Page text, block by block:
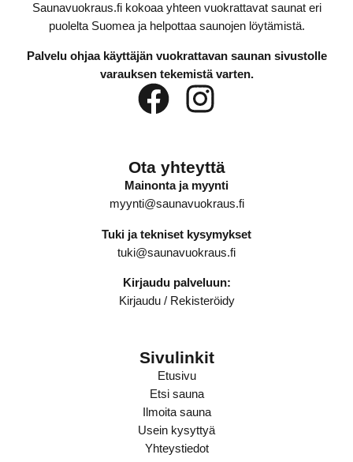
Saunavuokraus.fi kokoaa yhteen vuokrattavat saunat eri
puolelta Suomea ja helpottaa saunojen löytämistä.
Palvelu ohjaa käyttäjän vuokrattavan saunan sivustolle
varauksen tekemistä varten.
Ota yhteyttä
Mainonta ja myynti
myynti@saunavuokraus.fi
Tuki ja tekniset kysymykset
tuki@saunavuokraus.fi
Kirjaudu palveluun:
Kirjaudu/ Rekisteröidy
Sivulinkit
Etusivu
Etsi sauna
Ilmoita sauna
Usein kysyttyä
Yhteystiedot